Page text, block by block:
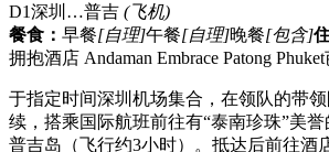
D1深圳…普吉 (飞机)
餐食： 早餐[自理]午餐[自理]晚餐[包含]
拥抱酒店 Andaman Embrace Patong
于指定时间深圳机场集合，在领队的带
续，搭乘国际航班前往有“泰南珍珠”美
普吉岛（飞行约3小时）。抵达后前往酒